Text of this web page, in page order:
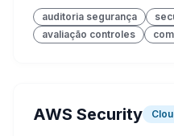
auditoria segurança
avaliação controles
AWS Security